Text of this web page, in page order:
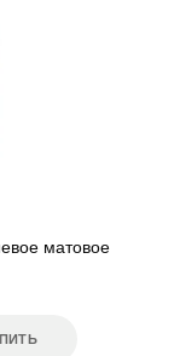
матовое